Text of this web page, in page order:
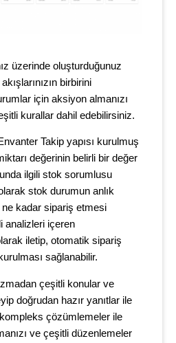
üzerinde oluşturduğunuz
birbirini
için aksiyon almanızı
kurallar dahil edebilirsiniz.
Takip yapısı kurulmuş
değerinin belirli bir değer
ilgili stok sorumlusu
stok durumun anlık
ne kadar sipariş etmesi
analizleri içeren
iletip, otomatik sipariş
sağlanabilir.
çeşitli konular ve
doğrudan hazır yanıtlar ile
çözümlemeler ile
ve çeşitli düzenlemeler